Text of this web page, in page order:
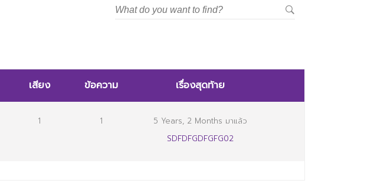
เสียง ข้อความ เรื่องสุดท้าย
1 1
5 Years, 2 Months มาแล้ว
SDFDFGDFGFG02